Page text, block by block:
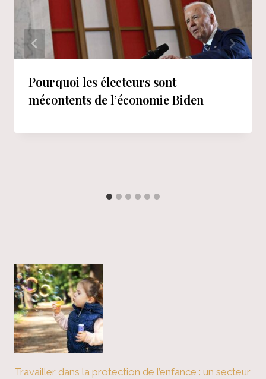
Pourquoi les électeurs sont
mécontents de l’économie Biden
Travailler dans la protection de l’enfance : un secteur